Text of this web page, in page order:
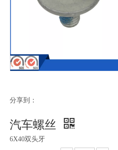
分享到：
汽车螺丝
6X40双头牙